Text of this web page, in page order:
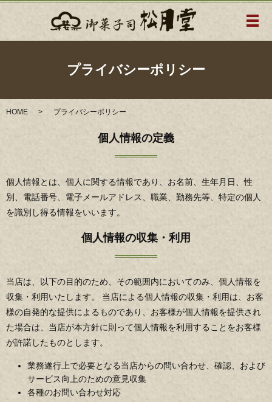
メ
プライバシーポリシー
HOME プライバシーポリシー
個人情報の定義
個人情報とは、個人に関する情報であり、お名前、生年月日、性
別、電話番号、電子メールアドレス、職業、勤務先等、特定の個人
を識別し得る情報をいいます。
個人情報の収集・利用
当店は、以下の目的のため、その範囲内においてのみ、個人情報を
収集・利用いたします。 当店による個人情報の収集・利用は、お客
様の自発的な提供によるものであり、お客様が個人情報を提供され
た場合は、当店が本方針に則って個人情報を利用することをお客様
が許諾したものとします。
業務遂行上で必要となる当店からの問い合わせ、確認、および
サービス向上のための意見収集
各種のお問い合わせ対応